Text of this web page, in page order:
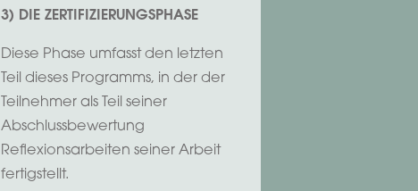
3) DIE ZERTIFIZIERUNGSPHASE
Diese Phase umfasst den letzten
Teil dieses Programms, in der der
Teilnehmer als Teil seiner
Abschlussbewertung
Reflexionsarbeiten seiner Arbeit
fertigstellt.